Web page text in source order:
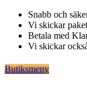
Hoppa
innehåll
Snabb och
Vi skickar
Betala med
Vi skickar
Butiksmeny